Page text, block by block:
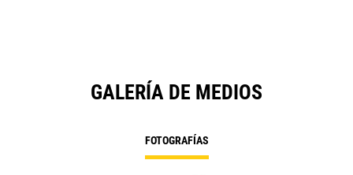
GALERÍA DE MEDIOS
FOTOGRAFÍAS